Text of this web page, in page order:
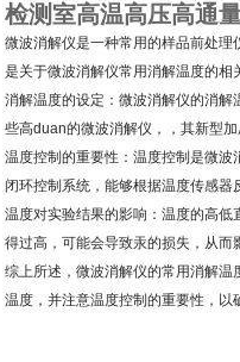
检测室高温高压高通
微波消解仪是一种常用的样品前处
是关于微波消解仪常用消解温度的相
消解温度的设定：微波消解仪的消
些高duan的微波消解仪，，其新型
温度控制的重要性：温度控制是微
闭环控制系统，能够根据温度传感
温度对实验结果的影响：温度的高
得过高，可能会导致汞的损失，从而
综上所述，微波消解仪的常用消解
温度，并注意温度控制的重要性，